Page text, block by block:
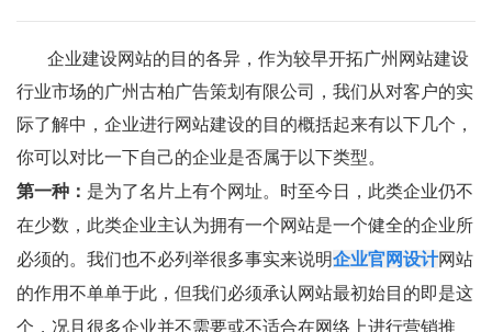
企业建设网站的目的各异，作为较早开拓广州网站建设
行业市场的广州古柏广告策划有限公司，我们从对客户的实
际了解中，企业进行网站建设的目的概括起来有以下几个，
你可以对比一下自己的企业是否属于以下类型。
第一种： 是为了名片上有个网址。时至今日，此类企业仍不
在少数，此类企业主认为拥有一个网站是一个健全的企业所
必须的。我们也不必列举很多事实来说明企业官网设计网站
的作用不单单于此，但我们必须承认网站最初始目的即是这
个，况且很多企业并不需要或不适合在网络上进行营销推